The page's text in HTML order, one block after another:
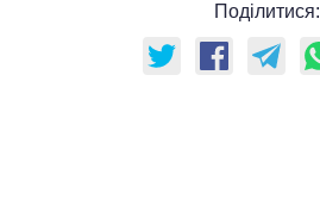
Поділитися: